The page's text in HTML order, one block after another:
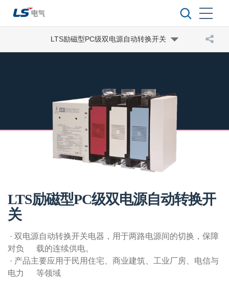
LTS励磁型PC级双电源自动转换开关
LTS励磁型PC级双电源自动转换开
关
· 双电源自动转换开关电器，用于两路电源间的切换，保障
对负 载的连续供电。
· 产品主要应用于民用住宅、商业建筑、工业厂房、电信与
电力 等领域